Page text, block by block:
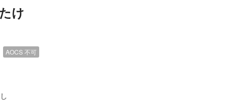
け
AOCS不可